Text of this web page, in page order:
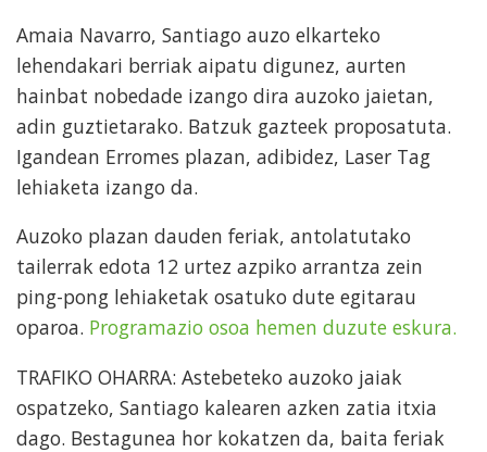
Amaia Navarro, Santiago auzo elkarteko
lehendakari berriak aipatu digunez, aurten
hainbat nobedade izango dira auzoko jaietan,
adin guztietarako. Batzuk gazteek proposatuta.
Igandean Erromes plazan, adibidez, Laser Tag
lehiaketa izango da.
Auzoko plazan dauden feriak, antolatutako
tailerrak edota 12 urtez azpiko arrantza zein
ping-pong lehiaketak osatuko dute egitarau
oparoa. Programazio osoa hemen duzute eskura.
TRAFIKO OHARRA: Astebeteko auzoko jaiak
ospatzeko, Santiago kalearen azken zatia itxia
dago. Bestagunea hor kokatzen da, baita feriak